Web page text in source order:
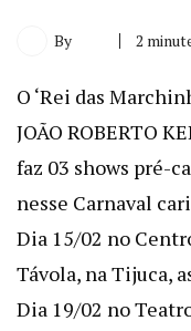
By 2
O ‘Rei das
JOÃO ROBERTO
faz 03 shows pré-
nesse Carnaval
Dia 15/02 no
Távola, na Tijuca,
Dia 19/02 no